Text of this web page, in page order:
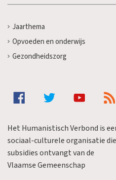
Jaarthema
Opvoeden en onderwijs
Gezondheidszorg
Het Humanistisch Verbond is
sociaal-culturele organisatie die
subsidies ontvangt van de
Vlaamse Gemeenschap